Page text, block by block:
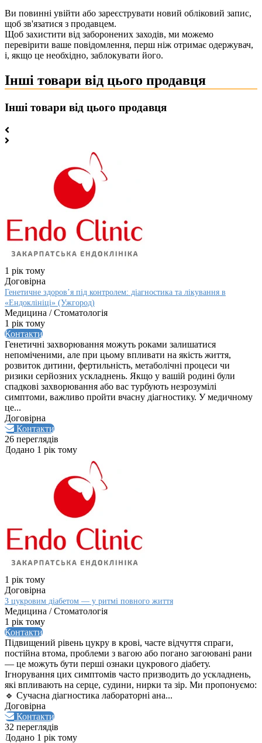
Ви повинні увійти або зареєструвати новий обліковий запис,
щоб зв'язатися з продавцем.
Щоб захистити від заборонених заходів, ми можемо
перевірити ваше повідомлення, перш ніж отримає одержувач,
і, якщо це необхідно, заблокувати його.
Інші товари від цього продавця
Інші товари від цього продавця
1 рік тому
Договірна
Генетичне здоров’я під контролем: діагностика та лікування в
«Ендоклініці» (Ужгород)
Медицина / Стоматологія
1 рік тому
Контакти
Генетичні захворювання можуть роками залишатися
непоміченими, але при цьому впливати на якість життя,
розвиток дитини, фертильність, метаболічні процеси чи
ризики серйозних ускладнень. Якщо у вашій родині були
спадкові захворювання або вас турбують незрозумілі
симптоми, важливо пройти вчасну діагностику. У медичному
це...
Договірна
Контакти
26 переглядів
Додано 1 рік тому
1 рік тому
Договірна
З цукровим діабетом — у ритмі повного життя
Медицина / Стоматологія
1 рік тому
Контакти
Підвищений рівень цукру в крові, часте відчуття спраги,
постійна втома, проблеми з вагою або погано загоювані рани
— це можуть бути перші ознаки цукрового діабету.
Ігнорування цих симптомів часто призводить до ускладнень,
які впливають на серце, судини, нирки та зір. Ми пропонуємо:
🔹 Сучасна діагностика лабораторні ана...
Договірна
Контакти
32 переглядів
Додано 1 рік тому